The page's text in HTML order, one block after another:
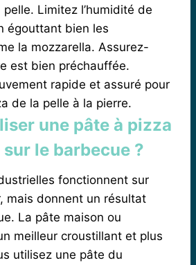
Limitez l’humidité de
égouttant bien les
la mozzarella. Assurez-
est bien préchauffée.
rapide et assuré pour
de la pelle à la pierre.
une pâte à pizza
le barbecue ?
fonctionnent sur
mais donnent un résultat
La pâte maison ou
meilleur croustillant et plus
utilisez une pâte du